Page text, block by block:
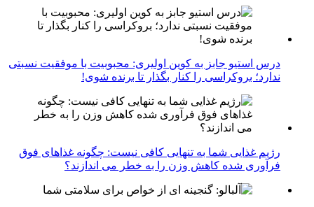
درس استیو جابز به کوین اولیری: محبوبیت با موفقیت نسبتی
ندارد؛ بروکراسی را کنار بگذار تا برنده شوی!
رژیم غذایی شما به تنهایی کافی نیست: چگونه غذاهای فوق
فرآوری شده کاهش وزن را به خطر می اندازند؟